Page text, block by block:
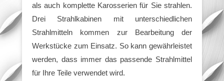
als auch komplette Karosserien für Sie strahlen.
Drei Strahlkabinen mit unterschiedlichen
Strahlmitteln kommen zur Bearbeitung der
Werkstücke zum Einsatz. So kann gewährleistet
werden, dass immer das passende Strahlmittel
für Ihre Teile verwendet wird.